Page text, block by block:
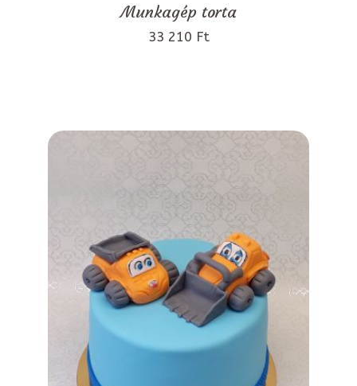
Munkagép torta
33 210 Ft